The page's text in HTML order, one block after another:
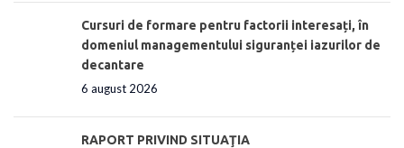
Cursuri de formare pentru factorii interesați, în
domeniul managementului siguranței iazurilor de
decantare
6 august 2026
RAPORT PRIVIND SITUAŢIA